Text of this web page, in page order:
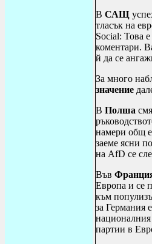
В САЩ
тласък на
Social: Това
коментари.
й да се
За много
значение
В Полша
намери общ
заеме ясни
на AfD се
Във
Европа и се
към
за Германия
националния
партии в